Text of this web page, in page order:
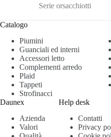
Serie orsacchiotti
Catalogo
Piumini
Guanciali ed interni
Accessori letto
Complementi arredo
Plaid
Tappeti
Strofinacci
Daunex
Azienda
Valori
Help desk
Contatti
Privacy